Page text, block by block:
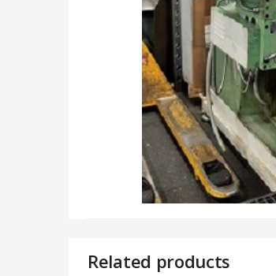
Related products